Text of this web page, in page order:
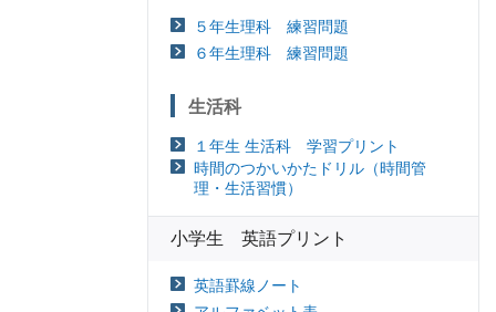
５年生理科 練習問題
６年生理科 練習問題
生活科
１年生 生活科 学習プリント
時間のつかいかたドリル（時間管
理・生活習慣）
小学生 英語プリント
英語罫線ノート